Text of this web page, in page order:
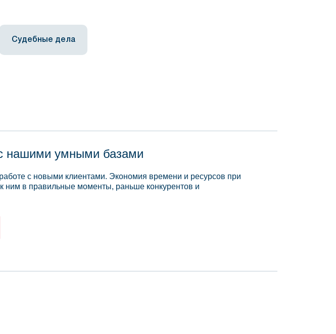
Судебные дела
нашими умными базами
с новыми клиентами. Экономия времени и ресурсов при
ним в правильные моменты, раньше конкурентов и